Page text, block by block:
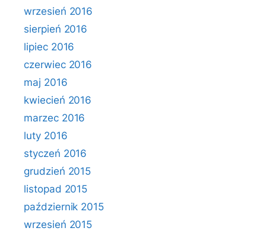
wrzesień 2016
sierpień 2016
lipiec 2016
czerwiec 2016
maj 2016
kwiecień 2016
marzec 2016
luty 2016
styczeń 2016
grudzień 2015
listopad 2015
październik 2015
wrzesień 2015